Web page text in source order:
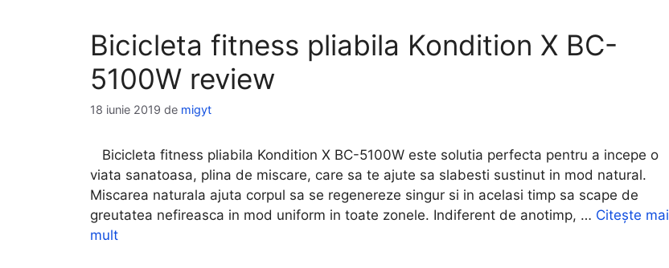
Bicicleta fitness pliabila Kondition X BC-
5100W review
18 iunie 2019 de migyt
Bicicleta fitness pliabila Kondition X BC-5100W este solutia perfecta pentru a incepe o
viata sanatoasa, plina de miscare, care sa te ajute sa slabesti sustinut in mod natural.
Miscarea naturala ajuta corpul sa se regenereze singur si in acelasi timp sa scape de
greutatea nefireasca in mod uniform in toate zonele. Indiferent de anotimp, … Citește mai
mult